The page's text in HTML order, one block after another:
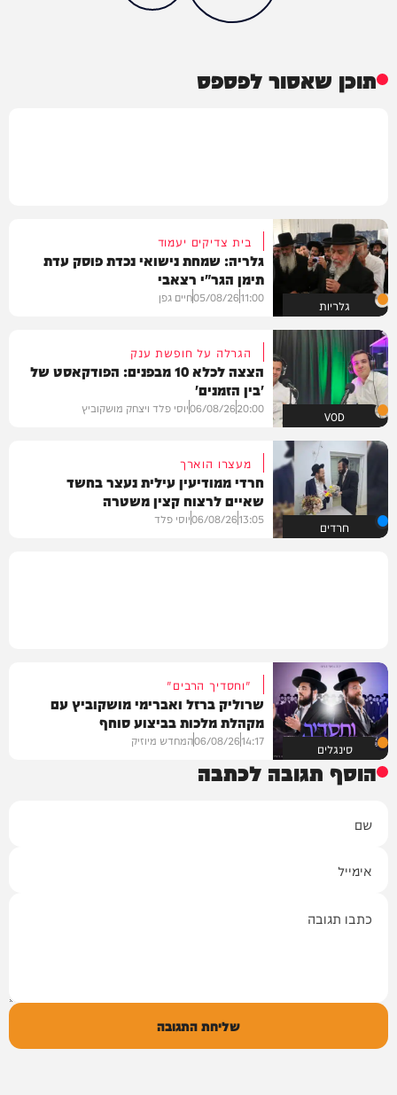
תוכן שאסור לפספס
גלריות
בית צדיקים יעמוד
גלריה: שמחת נישואי נכדת פוסק עדת
תימן הגר"י רצאבי
11:00
05/08/26חיים גפן
VOD
הגרלה על חופשת ענק
הצצה לכלא 10 מבפנים: הפודקאסט של
'בין הזמנים'
20:00
06/08/26יוסי פלד ויצחק מושקוביץ
חרדים
מעצרו הוארך
חרדי ממודיעין עילית נעצר בחשד
שאיים לרצוח קצין משטרה
13:05
06/08/26יוסי פלד
סינגלים
"וחסדיך הרבים"
שרוליק ברזל ואברימי מושקוביץ עם
מקהלת מלכות בביצוע סוחף
14:17
06/08/26המחדש מיוזיק
הוסף תגובה לכתבה
שליחת התגובה